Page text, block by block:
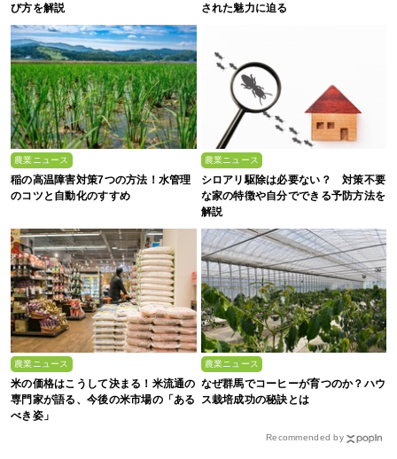
び方を解説
された魅力に迫る
農業ニュース
稲の高温障害対策7つの方法！水管理
のコツと自動化のすすめ
農業ニュース
シロアリ駆除は必要ない？ 対策不要
な家の特徴や自分でできる予防方法を
解説
農業ニュース
米の価格はこうして決まる！米流通の
専門家が語る、今後の米市場の「ある
べき姿」
農業ニュース
なぜ群馬でコーヒーが育つのか？ハウ
ス栽培成功の秘訣とは
Recommended by